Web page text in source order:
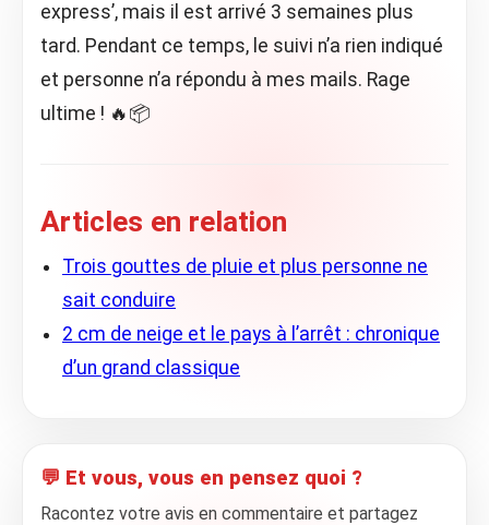
express’, mais il est arrivé 3 semaines plus
tard. Pendant ce temps, le suivi n’a rien indiqué
et personne n’a répondu à mes mails. Rage
ultime ! 🔥📦
Articles en relation
Trois gouttes de pluie et plus personne ne
sait conduire
2 cm de neige et le pays à l’arrêt : chronique
d’un grand classique
💬 Et vous, vous en pensez quoi ?
Racontez votre avis en commentaire et partagez